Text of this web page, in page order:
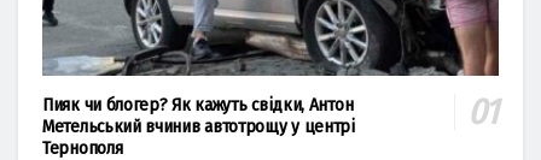
Пияк чи блогер? Як кажуть свідки, Антон
Метельський вчинив автотрощу у центрі
Тернополя